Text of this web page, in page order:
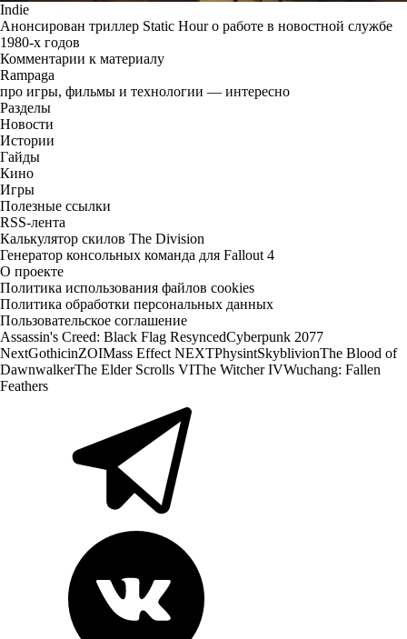
Indie
Анонсирован триллер Static Hour о работе в новостной службе
1980-х годов
Комментарии к материалу
Rampaga
про игры, фильмы и технологии — интересно
Разделы
Новости
Истории
Гайды
Кино
Игры
Полезные ссылки
RSS-лента
Калькулятор скилов The Division
Генератор консольных команда для Fallout 4
О проекте
Политика использования файлов cookies
Политика обработки персональных данных
Пользовательское соглашение
Assassin's Creed: Black Flag ResyncedCyberpunk 2077
NextGothicinZOIMass Effect NEXTPhysintSkyblivionThe Blood of
DawnwalkerThe Elder Scrolls VIThe Witcher IVWuchang: Fallen
Feathers